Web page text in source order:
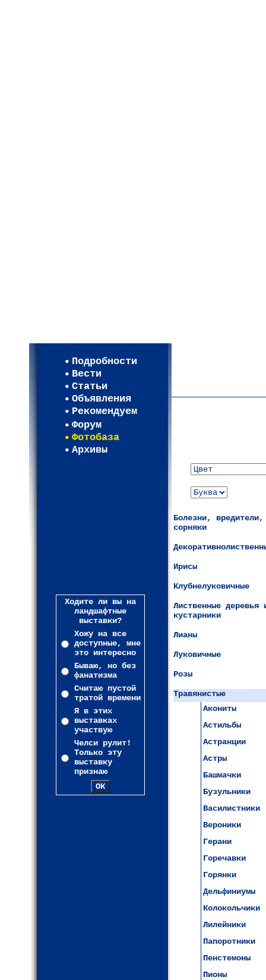
Подробности
Вести
Статьи
Объявления
Рекомендуем
Форум
Фотобаза
Архивы
Ходите ли вы на
ландшафтные
выставки?
Хожу на все
доступные, мне
это интересно
Бываю, но без
фанатизма
Считаю пустой
тратой времени
Я в этих
выставках
участвую
Челси рулит!
Только эту
выставку
признаю
Болезни, вредители,
сорняки
Ирисы
Клубнелуковичные
Лиственные деревья
кустарники
Лианы
Луковичные
Розы
Травянистые
Акониты
Астильбы
Астранции
Астры
Башмачки
Бузульники
Василистники
Вероники
Герани
Горечавки
Горянки
Дельфиниумы
Колокольчики
Лилейники
Папоротники
Пенстемоны
Пионы